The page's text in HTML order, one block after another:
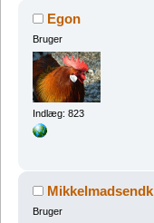
Egon
Bruger
Indlæg: 823
Mikkelmadsendk
Bruger